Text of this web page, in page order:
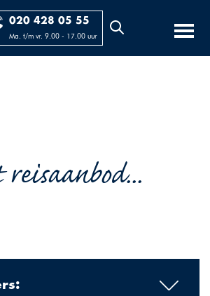
020 428 05 55
Ma. t/m vr. 9.00 - 17.00 uur
reisaanbod...